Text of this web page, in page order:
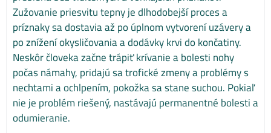
Zužovanie priesvitu tepny je dlhodobejší proces a
príznaky sa dostavia až po úplnom vytvorení uzávery a
po znížení okysličovania a dodávky krvi do končatiny.
Neskôr človeka začne trápiť krívanie a bolesti nohy
počas námahy, pridajú sa trofické zmeny a problémy s
nechtami a ochlpením, pokožka sa stane suchou. Pokiaľ
nie je problém riešený, nastávajú permanentné bolesti a
odumieranie.